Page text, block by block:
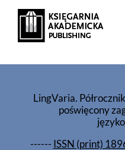
LingVaria.
poświęcony
------ ISSN (print)